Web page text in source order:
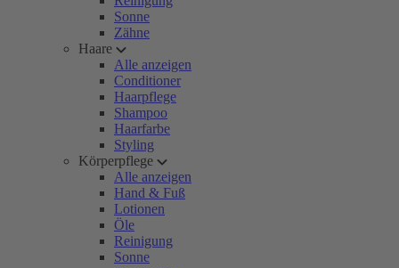
Sonne
Zähne
Haare
Alle anzeigen
Conditioner
Haarpflege
Shampoo
Haarfarbe
Styling
Körperpflege
Alle anzeigen
Hand & Fuß
Lotionen
Öle
Reinigung
Sonne